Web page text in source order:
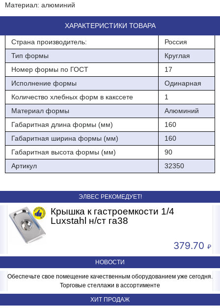
НОВОСТИ
Обеспечьте свое помещение качественным оборудованием уже сегодня.
Торговые стеллажи в ассортименте
ЭЛВЕС РЕКОМЕДУЕТ!
Крышка к гастроемкости 1/4
Luxstahl н/ст га38
379.70
ХИТ ПРОДАЖ
Материал: алюминий
ХАРАКТЕРИСТИКИ ТОВАРА
Страна производитель:
Россия
Тип формы
Круглая
Номер формы по ГОСТ
17
Исполнение формы
Одинарная
Количество хлебных форм в какссете
1
Материал формы
Алюминий
Габаритная длина формы (мм)
160
Габаритная ширина формы (мм)
160
Габаритная высота формы (мм)
90
Артикул
32350